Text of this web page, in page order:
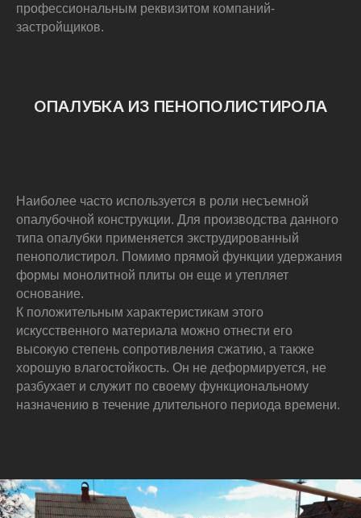
профессиональным реквизитом компаний-
застройщиков.
ОПАЛУБКА ИЗ ПЕНОПОЛИСТИРОЛА
Наиболее часто используется в роли несъемной
опалубочной конструкции. Для производства данного
типа опалубки применяется экструдированный
пенополистирол. Помимо прямой функции удержания
формы монолитной плиты он еще и утепляет
основание.
К положительным характеристикам этого
искусственного материала можно отнести его
высокую степень сопротивления сжатию, а также
хорошую влагостойкость. Он не деформируется, не
разбухает и служит по своему функциональному
назначению в течение длительного периода времени.